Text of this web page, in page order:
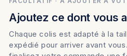
Ajoutez ce dont vous
Chaque colis est adapté à la
expédié pour arriver avant